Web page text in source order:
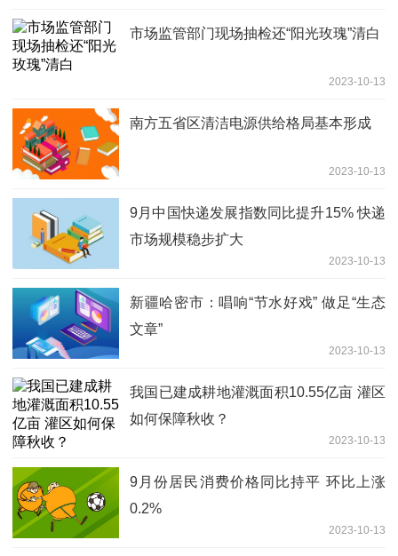
市场监管部门现场抽检还“阳光玫瑰”清白
2023-10-13
南方五省区清洁电源供给格局基本形成
2023-10-13
9月中国快递发展指数同比提升15% 快递
市场规模稳步扩大
2023-10-13
新疆哈密市：唱响“节水好戏” 做足“生态
文章”
2023-10-13
我国已建成耕地灌溉面积10.55亿亩 灌区
如何保障秋收？
2023-10-13
9月份居民消费价格同比持平 环比上涨
0.2%
2023-10-13